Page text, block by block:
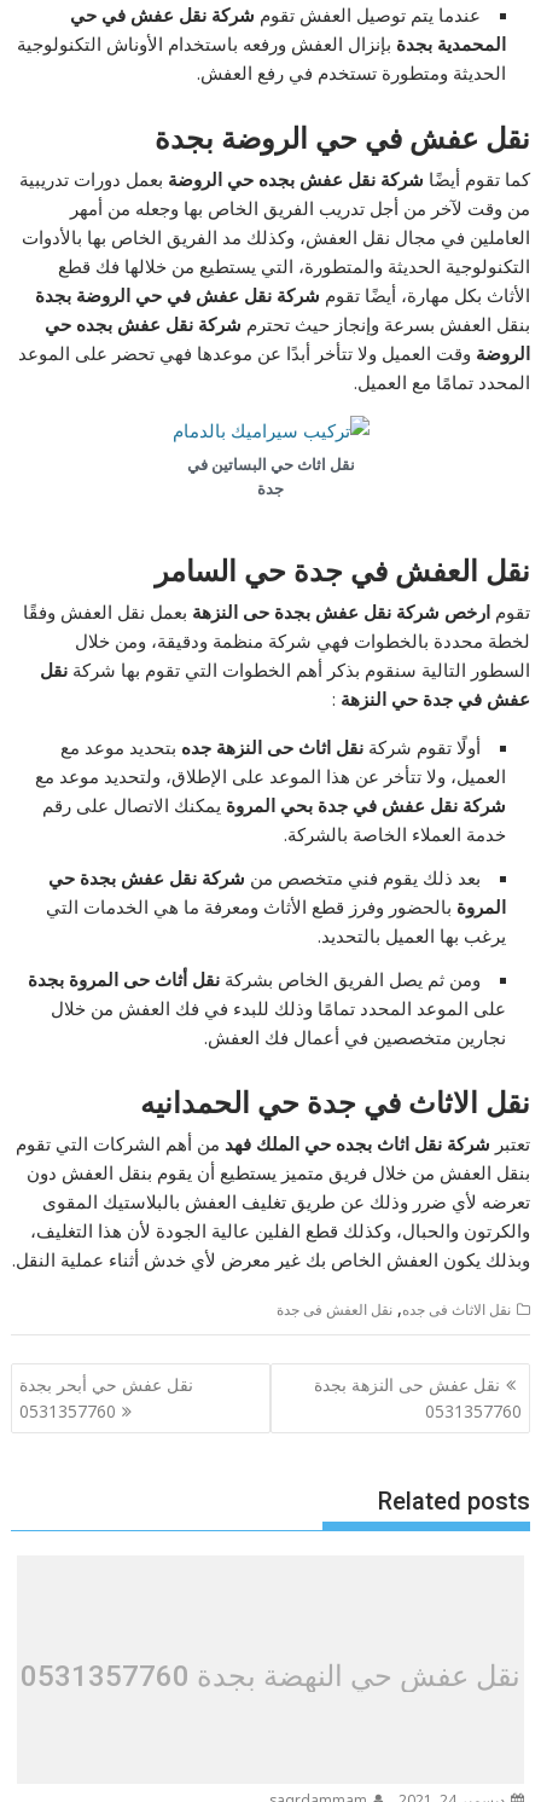
عندما يتم توصيل العفش تقوم شركة نقل عفش في حي
المحمدية بجدة بإنزال العفش ورفعه باستخدام الأوناش التكنولوجية
الحديثة ومتطورة تستخدم في رفع العفش.
نقل عفش في حي الروضة بجدة
كما تقوم أيضًا شركة نقل عفش بجده حي الروضة بعمل دورات تدريبية
من وقت لآخر من أجل تدريب الفريق الخاص بها وجعله من أمهر
العاملين في مجال نقل العفش، وكذلك مد الفريق الخاص بها بالأدوات
التكنولوجية الحديثة والمتطورة، التي يستطيع من خلالها فك قطع
الأثاث بكل مهارة، أيضًا تقوم شركة نقل عفش في حي الروضة بجدة
بنقل العفش بسرعة وإنجاز حيث تحترم شركة نقل عفش بجده حي
الروضة وقت العميل ولا تتأخر أبدًا عن موعدها فهي تحضر على الموعد
المحدد تمامًا مع العميل.
نقل اثاث حي البساتين في
جدة
نقل العفش في جدة حي السامر
تقومارخص شركة نقل عفش بجدة حى النزهة بعمل نقل العفش وفقًا
لخطة محددة بالخطوات فهي شركة منظمة ودقيقة، ومن خلال
السطور التالية سنقوم بذكر أهم الخطوات التي تقوم بها شركةنقل
عفش في جدة حي النزهة :
أولًا تقوم شركة نقل اثاث حى النزهة جده بتحديد موعد مع
العميل، ولا تتأخر عن هذا الموعد على الإطلاق، ولتحديد موعد مع
شركة نقل عفش في جدة بحي المروة يمكنك الاتصال على رقم
خدمة العملاء الخاصة بالشركة.
بعد ذلك يقوم فني متخصص من شركة نقل عفش بجدة حي
المروة بالحضور وفرز قطع الأثاث ومعرفة ما هي الخدمات التي
يرغب بها العميل بالتحديد.
ومن ثم يصل الفريق الخاص بشركةنقل أثاث حى المروة بجدة
على الموعد المحدد تمامًا وذلك للبدء في فك العفش من خلال
نجارين متخصصين في أعمال فك العفش.
نقل الاثاث في جدة حي الحمدانيه
تعتبر شركة نقل اثاث بجده حي الملك فهد من أهم الشركات التي تقوم
بنقل العفش من خلال فريق متميز يستطيع أن يقوم بنقل العفش دون
تعرضه لأي ضرر وذلك عن طريق تغليف العفش بالبلاستيك المقوى
والكرتون والحبال، وكذلك قطع الفلين عالية الجودة لأن هذا التغليف،
وبذلك يكون العفش الخاص بك غير معرض لأي خدش أثناء عملية النقل.
نقل الاثاث فى جده,نقل العفش فى جدة
تصفّح
المقالات
نقل عفش حى النزهة بجدة
0531357760
نقل عفش حي أبحر بجدة
0531357760
Related posts
نقل عفش حي النهضة بجدة 0531357760